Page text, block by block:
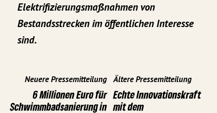
Elektrifizierungsmaßnahmen von
Bestandsstrecken im öffentlichen Interesse
sind.
Neuere Pressemitteilung
6 Millionen Euro für
Schwimmbadsanierung in
Ältere Pressemitteilung
Echte Innovationskraft
mit dem